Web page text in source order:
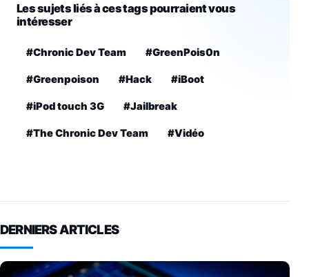
Les sujets liés à ces tags pourraient vous
intéresser
#Chronic Dev Team #GreenPois0n
#Greenpoison #Hack #iBoot
#iPod touch 3G #Jailbreak
#The Chronic Dev Team #Vidéo
DERNIERS ARTICLES